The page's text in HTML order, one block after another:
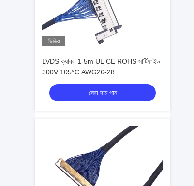
ভিডিও
LVDS ক্যাবল 1-5m UL CE ROHS সার্টিফাইড
300V 105°C AWG26-28
সেরা দাম পান